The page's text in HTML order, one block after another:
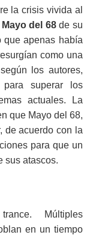
la crisis vivida al
Mayo del 68de su
que apenas había
como una
los autores,
superar los
actuales. La
que Mayo del 68,
de acuerdo con la
para que un
sus atascos.
Múltiples
en un tiempo